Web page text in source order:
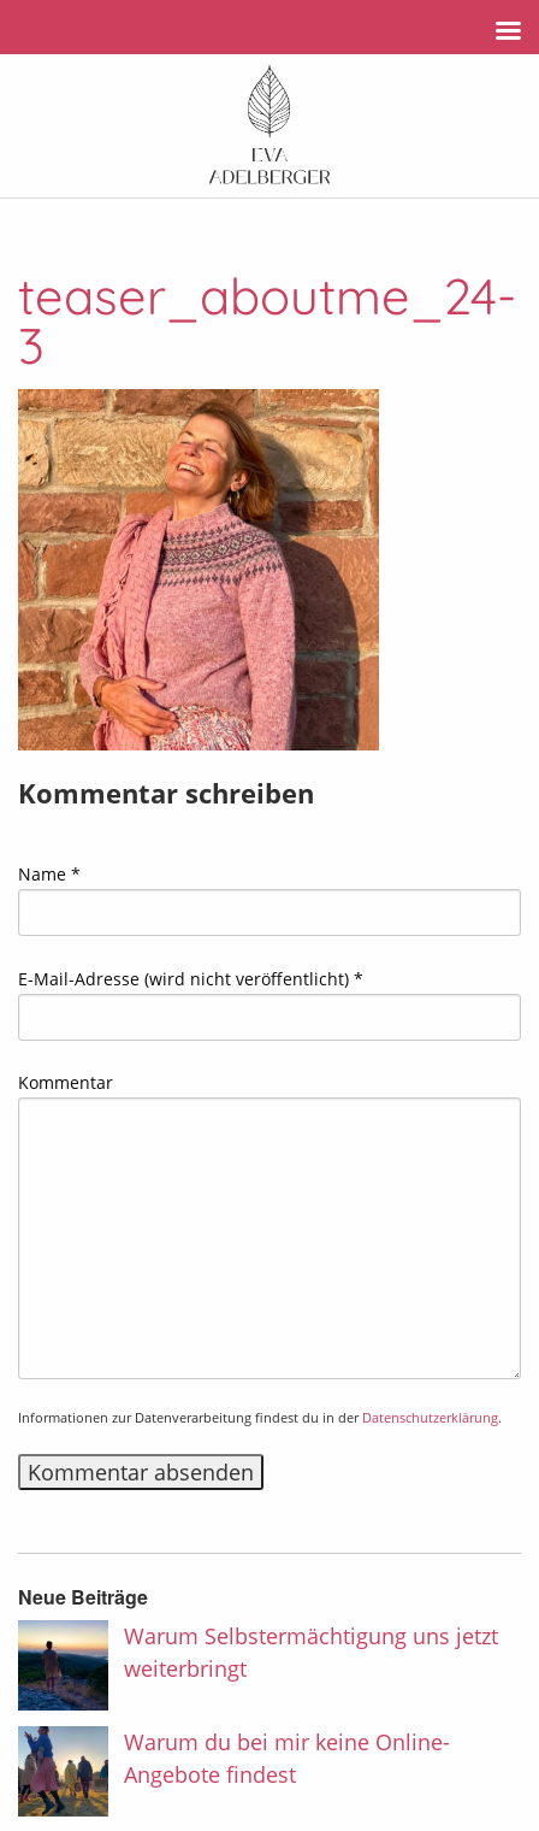
teaser_aboutme_24-
3
Kommentar schreiben
Name *
E-Mail-Adresse (wird nicht veröffentlicht) *
Kommentar
Informationen zur Datenverarbeitung findest du in der Datenschutzerklärung.
Neue Beiträge
Warum Selbstermächtigung uns jetzt
weiterbringt
Warum du bei mir keine Online-
Angebote findest